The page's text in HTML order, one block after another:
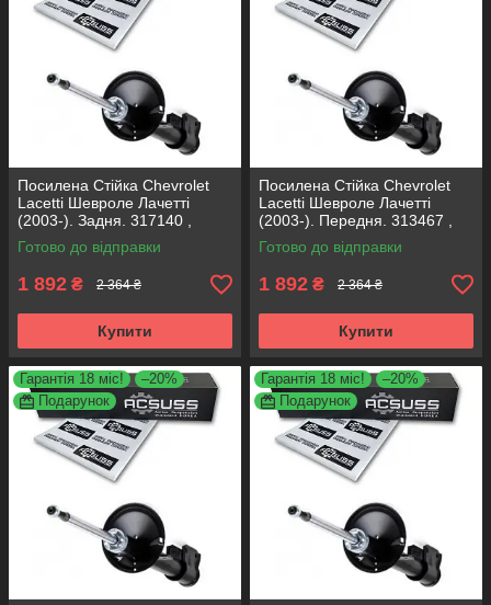
Посилена Стійка Chevrolet
Lacetti Шевроле Лачетті
(2003-). Задня. 317140 ,
313469 KOREA Аксусс!
Готово до відправки
1 892 ₴ 2 364 ₴
Купити
Посилена Стійка Chevrolet
Lacetti Шевроле Лачетті
(2003-). Передня. 313467 ,
317152 KOREA Аксусс!
Готово до відправки
1 892 ₴ 2 364 ₴
Купити
Гарантія 18 міс!
–20%
Подарунок
Гарантія 18 міс!
–20%
Подарунок